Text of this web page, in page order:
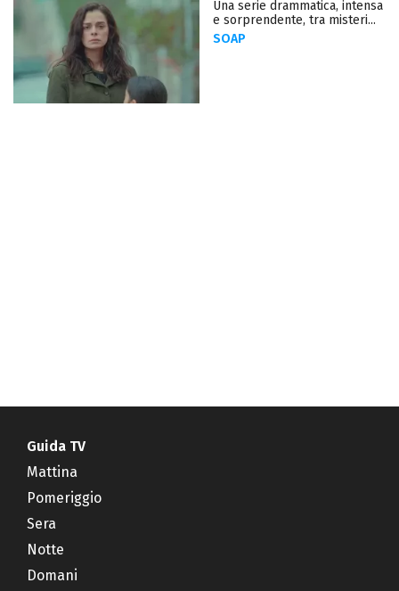
Una serie drammatica, intensa
e sorprendente, tra misteri...
SOAP
Guida TV
Mattina
Pomeriggio
Sera
Notte
Domani